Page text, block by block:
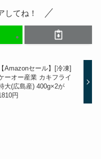
してね！
【Amazonセール】[冷凍]
ーオー産業 カキフライ
大(広島産) 400g×2が
円